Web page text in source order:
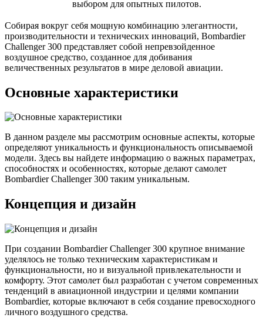
выбором для опытных пилотов.
Собирая вокруг себя мощную комбинацию элегантности,
производительности и технических инноваций, Bombardier
Challenger 300 представляет собой непревзойденное
воздушное средство, созданное для добивания
величественных результатов в мире деловой авиации.
Основные характеристики
В данном разделе мы рассмотрим основные аспекты, которые
определяют уникальность и функциональность описываемой
модели. Здесь вы найдете информацию о важных параметрах,
способностях и особенностях, которые делают самолет
Bombardier Challenger 300 таким уникальным.
Концепция и дизайн
При создании Bombardier Challenger 300 крупное внимание
уделялось не только техническим характеристикам и
функциональности, но и визуальной привлекательности и
комфорту. Этот самолет был разработан с учетом современных
тенденций в авиационной индустрии и целями компании
Bombardier, которые включают в себя создание превосходного
личного воздушного средства.